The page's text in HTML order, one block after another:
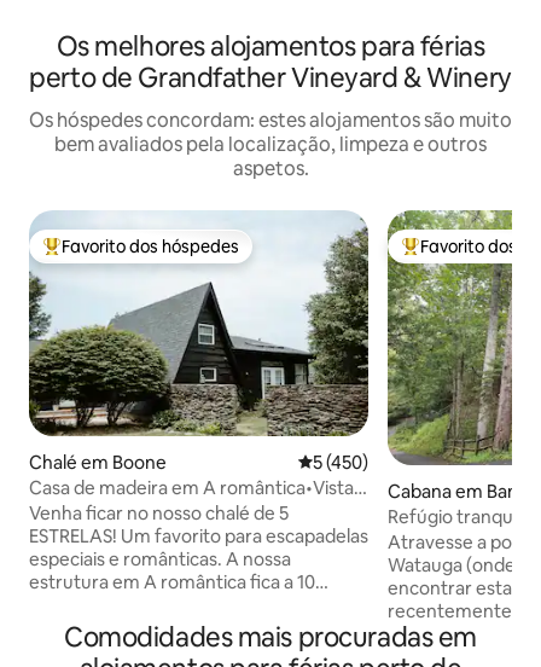
Os melhores alojamentos para férias
perto de Grandfather Vineyard & Winery
Os hóspedes concordam: estes alojamentos são muito
bem avaliados pela localização, limpeza e outros
aspetos.
Favoritos dos hóspedes mais apreciados
Favorito dos hóspedes
Chalé em Boone Classificação média de 5 em
5 (450)
Casa de madeira em A romântica•Vista
incrível para a montanha•Chuveiro épico
Venha ficar no nosso chalé de 5
ESTRELAS! Um favorito para escapadelas
especiais e românticas. A nossa
estrutura em A romântica fica a 10
curta distância de carro de Banner Elk.
Com uma vista incrível para a
Favoritos dos
Favorito dos
Cabana em
Refúgio tranquilo.
famílias
Atravesse a
Watauga (onde
encontrar esta
recentemente
2 banheiros + um beliche (acomoda um
total de 6).
Comodidades mais procuradas em